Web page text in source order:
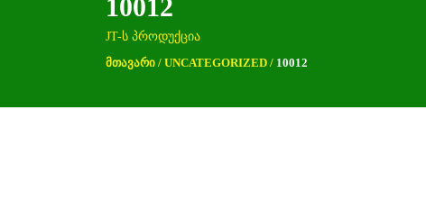
10012
JT-ს პროდუქცია
ᲛᲗᲐᲕᲐᲠᲘ / UNCATEGORIZED / 10012